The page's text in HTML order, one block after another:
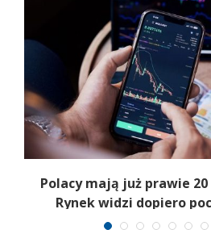
Polacy mają już prawie 20
Rynek widzi dopiero